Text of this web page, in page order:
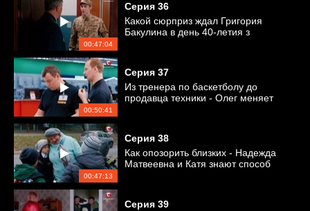
00:47:04
Серия 36
Какой сюрприз ждал Григория
Бакулина в день 40-летия з
00:50:41
Серия 37
Из тренера по баскетболу до
продавца техники - Олег меняет
00:47:13
Серия 38
Как опозорить близких - Надежда
Матвеевна и Катя знают способ
Серия 39